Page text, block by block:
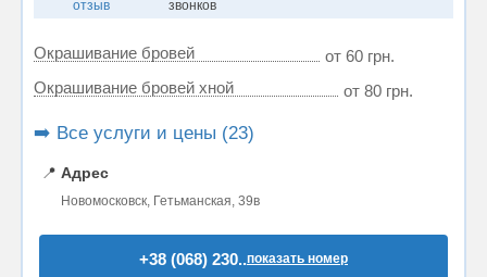
отзыв звонков
Окрашивание бровей
от 60 грн.
Окрашивание бровей хной
от 80 грн.
➡️ Все услуги и цены (23)
📍 Адрес
Новомосковск, Гетьманская, 39в
+38 (068) 230..показать номер